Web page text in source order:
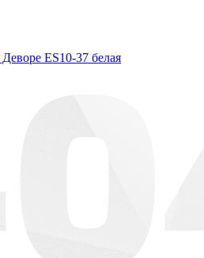
ES10-37 белая